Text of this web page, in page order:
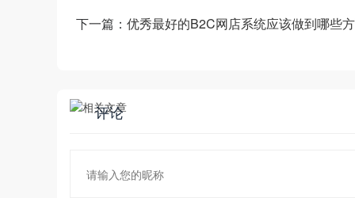
下一篇： 优秀最好的B2C网店系统应该做到哪些
评论